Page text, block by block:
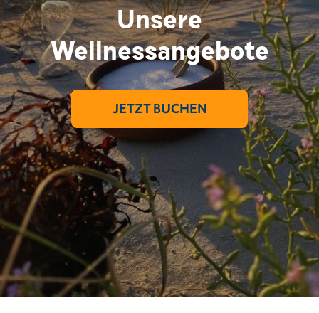
Unsere
Wellnessangebote
JETZT BUCHEN